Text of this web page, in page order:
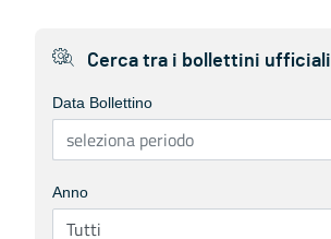
Cerca tra i bollettini ufficiali
Data Bollettino
Anno